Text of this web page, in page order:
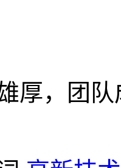
厚，团